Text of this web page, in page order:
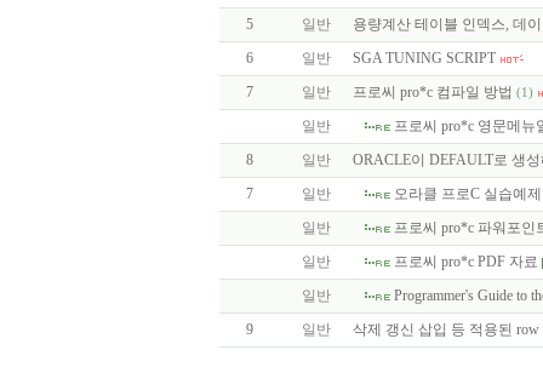
5
일반
용량계산 테이블 인덱스, 데
6
일반
SGA TUNING SCRIPT
7
일반 프로씨 pro*c 컴파일 방법 (1)
일반
프로씨 pro*c 영문메뉴
8
일반
ORACLE이 DEFAULT로 생
7
일반
오라클 프로C 실습예
일반
프로씨 pro*c 파워포인
일반
프로씨 pro*c PDF 자료
일반
Programmer's Guide to
9
일반 삭제 갱신 삽입 등 적용된